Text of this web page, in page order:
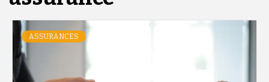
ASSURANCES